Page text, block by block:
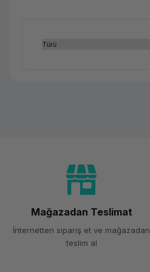
Türü
Mağazadan Teslimat
İnternetten sipariş et ve mağazadan
teslim al